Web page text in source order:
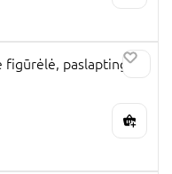
figūrėlė, paslaptinga